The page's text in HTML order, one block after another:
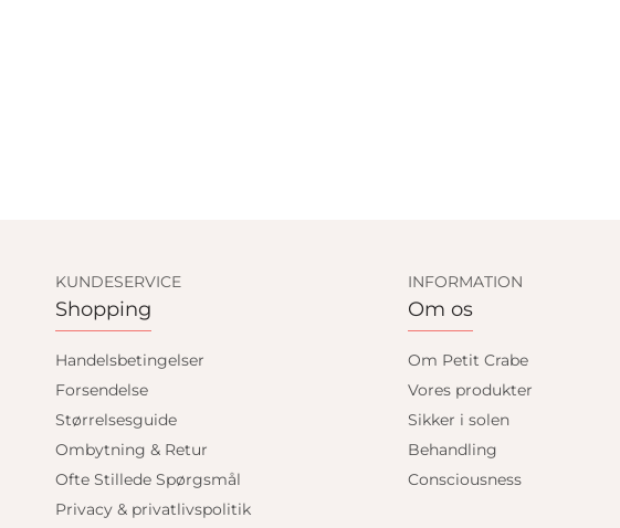
KUNDESERVICE
Shopping
Handelsbetingelser
Forsendelse
Størrelsesguide
Ombytning & Retur
Ofte Stillede Spørgsmål
Privacy & privatlivspolitik
INFORMATION
Om os
Om Petit Crabe
Vores produkter
Sikker i solen
Behandling
Consciousness